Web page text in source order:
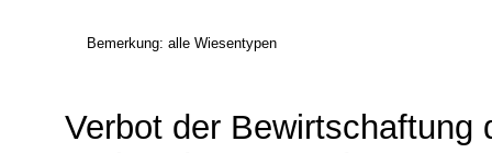
Bemerkung: alle Wiesentypen
Verbot der Bewirtschaftung